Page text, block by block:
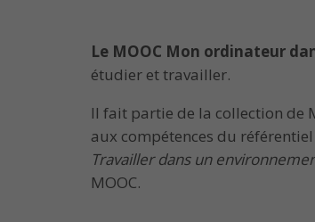
Le MOOC Mon ordinateur
étudier et travailler.
Il fait partie de la collection de
aux compétences du
Travailler dans un
MOOC.